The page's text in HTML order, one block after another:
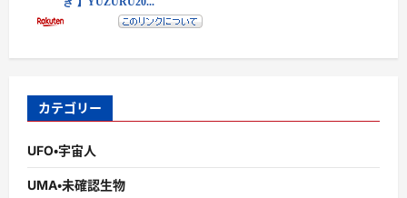
カテゴリー
UFO・宇宙人
UMA・未確認生物